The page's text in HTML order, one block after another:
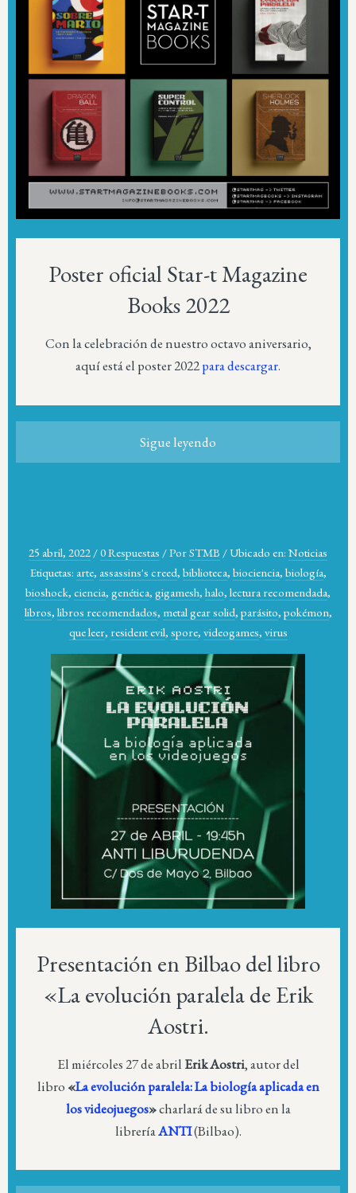
Poster oficial Star-t Magazine
Books 2022
Con la celebración de nuestro octavo aniversario,
aquí está el poster 2022para descargar.
Sigue leyendo
25 abril, 2022 /0 Respuestas /PorSTMB / Ubicado en: Noticias
Etiquetas: arte, assassins's creed, biblioteca, biociencia, biología,
bioshock, ciencia, genética, gigamesh, halo, lectura recomendada,
libros, libros recomendados, metal gear solid, parásito, pokémon,
que leer, resident evil, spore, videogames, virus
Presentación en Bilbao del libro
«La evolución paralela de Erik
Aostri.
El miércoles 27 de abril Erik Aostri, autor del
libro «La evolución paralela: La biología aplicada en
los videojuegos»charlará de su libro en la
libreríaANTI(Bilbao).